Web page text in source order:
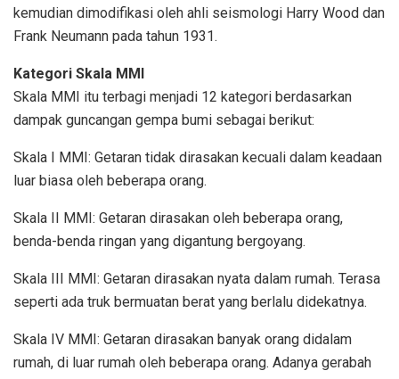
kemudian dimodifikasi oleh ahli seismologi Harry Wood dan
Frank Neumann pada tahun 1931.
Kategori Skala MMI
Skala MMI itu terbagi menjadi 12 kategori berdasarkan
dampak guncangan gempa bumi sebagai berikut:
Skala I MMI: Getaran tidak dirasakan kecuali dalam keadaan
luar biasa oleh beberapa orang.
Skala II MMI: Getaran dirasakan oleh beberapa orang,
benda-benda ringan yang digantung bergoyang.
Skala III MMI: Getaran dirasakan nyata dalam rumah. Terasa
seperti ada truk bermuatan berat yang berlalu didekatnya.
Skala IV MMI: Getaran dirasakan banyak orang didalam
rumah, di luar rumah oleh beberapa orang. Adanya gerabah